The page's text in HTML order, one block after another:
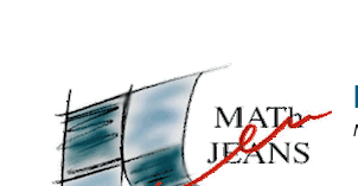
non
identifié